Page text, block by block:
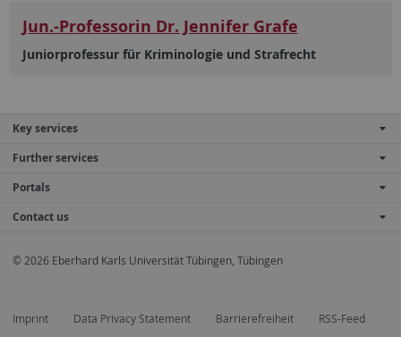
Jun.-Professorin Dr. Jennifer Grafe
Juniorprofessur für Kriminologie und Strafrecht
Key services
Further services
Portals
Contact us
© 2026 Eberhard Karls Universität Tübingen, Tübingen
Imprint Data Privacy Statement Barrierefreiheit RSS-Feed